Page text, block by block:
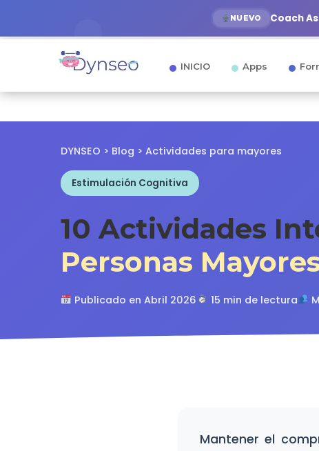
NUEVO Coach
INICIO Apps
DYNSEO > Blog > Actividades para mayores
Estimulación Cognitiva
10 Actividades
Personas
Publicado en Abril 2026 15 min de lectura
Mantener el